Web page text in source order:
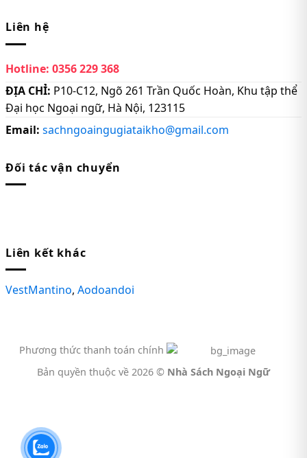
Liên hệ
Hotline: 0356 229 368
ĐỊA CHỈ: P10-C12, Ngõ 261 Trần Quốc Hoàn, Khu tập thể
Đại học Ngoại ngữ, Hà Nội, 123115
Email: sachngoaingugiataikho@gmail.com
Đối tác vận chuyển
Liên kết khác
VestMantino, Aodoandoi
Phương thức thanh toán chính
Bản quyền thuộc về 2026 © Nhà Sách Ngoại Ngữ